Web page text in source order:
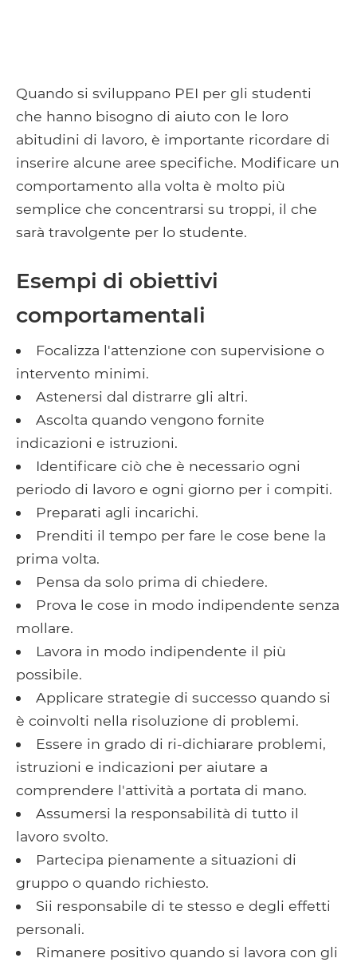
Quando si sviluppano PEI per gli studenti
che hanno bisogno di aiuto con le loro
abitudini di lavoro, è importante ricordare di
inserire alcune aree specifiche. Modificare un
comportamento alla volta è molto più
semplice che concentrarsi su troppi, il che
sarà travolgente per lo studente.
Esempi di obiettivi
comportamentali
Focalizza l'attenzione con supervisione o
intervento minimi.
Astenersi dal distrarre gli altri.
Ascolta quando vengono fornite
indicazioni e istruzioni.
Identificare ciò che è necessario ogni
periodo di lavoro e ogni giorno per i compiti.
Preparati agli incarichi.
Prenditi il ​​tempo per fare le cose bene la
prima volta.
Pensa da solo prima di chiedere.
Prova le cose in modo indipendente senza
mollare.
Lavora in modo indipendente il più
possibile.
Applicare strategie di successo quando si
è coinvolti nella risoluzione di problemi.
Essere in grado di ri-dichiarare problemi,
istruzioni e indicazioni per aiutare a
comprendere l'attività a portata di mano.
Assumersi la responsabilità di tutto il
lavoro svolto.
Partecipa pienamente a situazioni di
gruppo o quando richiesto.
Sii responsabile di te stesso e degli effetti
personali.
Rimanere positivo quando si lavora con gli